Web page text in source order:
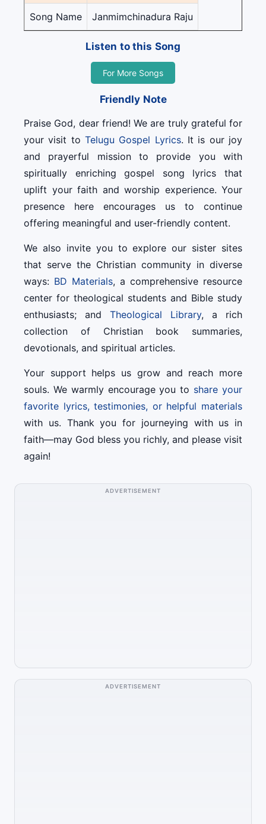
Song Name Janmimchinadura Raju
Listen to this Song
For More Songs
Friendly Note
Praise God, dear friend! We are truly grateful for
your visit to Telugu Gospel Lyrics. It is our joy
and prayerful mission to provide you with
spiritually enriching gospel song lyrics that
uplift your faith and worship experience. Your
presence here encourages us to continue
offering meaningful and user-friendly content.
We also invite you to explore our sister sites
that serve the Christian community in diverse
ways: BD Materials, a comprehensive resource
center for theological students and Bible study
enthusiasts; and Theological Library, a rich
collection of Christian book summaries,
devotionals, and spiritual articles.
Your support helps us grow and reach more
souls. We warmly encourage you to share your
favorite lyrics, testimonies, or helpful materials
with us. Thank you for journeying with us in
faith—may God bless you richly, and please visit
again!
ADVERTISEMENT
ADVERTISEMENT